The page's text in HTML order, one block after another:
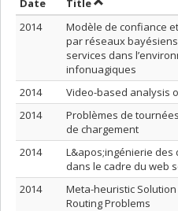
Date Title
2014
Modèle de confiance
par réseaux
services dans
infonuagiques
2014
Video-based analysis
2014
Problèmes de
de chargement
2014
L&apos;ingénierie
dans le cadre du web
2014
Meta-heuristic
Routing Problems